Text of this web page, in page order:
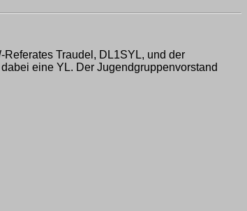
Traudel, DL1SYL, und der
eine YL. Der Jugendgruppenvorstand